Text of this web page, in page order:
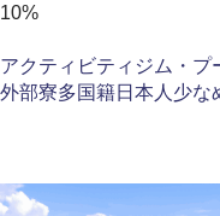
10%
アクティビティ ジム・プ
外部寮多国籍日本人少な